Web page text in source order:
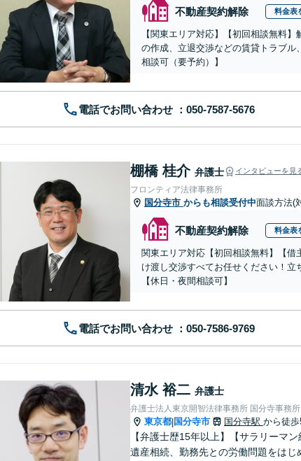
不動産契約解除 料金表
【関東エリア対応】【初回相談無料
の作成、立退交渉などの賃貸トラブル
相談可（要予約）】
電話でお問い合わせ
棚橋 桂介 弁護士 インタビューを見
フロンティア法律事務所
国分寺市 からも相談受付中面談方法(
不動産契約解除 料金表
関東エリア対応【初回相談無料】【
け渡し交渉すべてお任せください！立
【休日・夜間相談可】
電話でお問い合わせ
清水 裕二 弁護士
弁護士法人東京開智法律事務所 国分寺事務所
東京都|国分寺市 国分寺駅 から徒
【弁護士歴15年以上】【サラリーマ
遺産相続、勤務先との労働問題をは